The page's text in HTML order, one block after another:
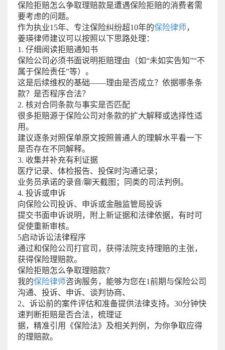
保险拒赔怎么争取理赔款是遭遇保险拒赔的消费者需
要考虑的问题。
作为执业15年、专注保险纠纷超10年的保险律师，
姜瑛律师建议可以按照以下思路处理：
1. 仔细阅读拒赔通知书
保险公司必须书面说明拒赔理由（如“未如实告知”“不
属于保险责任”等）。
这是后续维权的基础——理由是否成立？依据哪条条
款？是否程序合法？
2. 核对合同条款与事实是否匹配
很多拒赔源于保险公司对条款的扩大解释或选择性适
用。
建议逐条对照保单原文按照普通人的理解水平看一下
是否存在不同解释。
3. 收集并补充有利证据
医疗记录、体检报告、投保时沟通记录；
业务员承诺的录音/聊天截图；同类的司法判例。
4. 投诉或申诉
向保险公司投诉、申诉或金融监管局投诉
提交书面申诉说明，附上新证据和法律依据，有时可
促使重新审核。
5启动诉讼法律程序
通过和保险公司打官司，获得法院支持理赔的主张，
获得保险理赔款。
保险拒赔怎么争取理赔款？
我的保险律师咨询服务，能够为您在1前期与保险公司
沟通、投诉、申诉、谈判协商、
2、诉讼前的案件评估和准备提供法律支持。30分钟快
速判断拒赔是否合法，梳理证
据，精准引用《保险法》及相关判例，为你争取应得
的理赔款。